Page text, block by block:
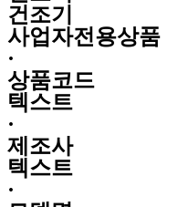
건조기
사업자전용상품
·
상품코드
텍스트
·
제조사
텍스트
·